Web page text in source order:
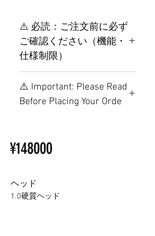
⚠️ 必読：ご注文前に必ず
ご確認ください（機能・
仕様制限）
置制限について
その他の配置はTPEに関連し
ラブドール購入前に知ってお
⚠️ Important: Please Read
Before Placing Your Orde
Ordering
Other configurations are related
following webpage.
Beginner’s Purchase Guide
¥148000
ヘッド
1.0硬質ヘッド